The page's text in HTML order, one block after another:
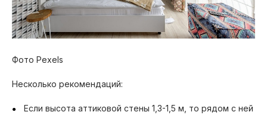
Фото Pexels
Несколько рекомендаций:
Если высота аттиковой стены 1,3-1,5 м, то рядом с ней